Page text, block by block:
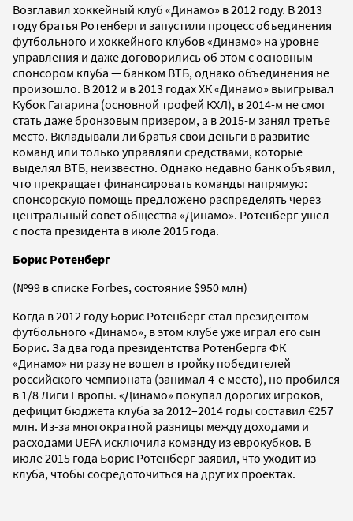
Возглавил хоккейный клуб «Динамо» в 2012 году. В 2013
году братья Ротенберги запустили процесс объединения
футбольного и хоккейного клубов «Динамо» на уровне
управления и даже договорились об этом с основным
спонсором клуба — банком ВТБ, однако объединения не
произошло. В 2012 и в 2013 годах ХК «Динамо» выигрывал
Кубок Гагарина (основной трофей КХЛ), в 2014-м не смог
стать даже бронзовым призером, а в 2015-м занял третье
место. Вкладывали ли братья свои деньги в развитие
команд или только управляли средствами, которые
выделял ВТБ, неизвестно. Однако недавно банк объявил,
что прекращает финансировать команды напрямую:
спонсорскую помощь предложено распределять через
центральный совет общества «Динамо». Ротенберг ушел
с поста президента в июле 2015 года.
Борис Ротенберг
(№99 в списке Forbes, состояние $950 млн)
Когда в 2012 году Борис Ротенберг стал президентом
футбольного «Динамо», в этом клубе уже играл его сын
Борис. За два года президентства Ротенберга ФК
«Динамо» ни разу не вошел в тройку победителей
российского чемпионата (занимал 4-е место), но пробился
в 1/8 Лиги Европы. «Динамо» покупал дорогих игроков,
дефицит бюджета клуба за 2012–2014 годы составил €257
млн. Из-за многократной разницы между доходами и
расходами UEFA исключила команду из еврокубков. В
июле 2015 года Борис Ротенберг заявил, что уходит из
клуба, чтобы сосредоточиться на других проектах.